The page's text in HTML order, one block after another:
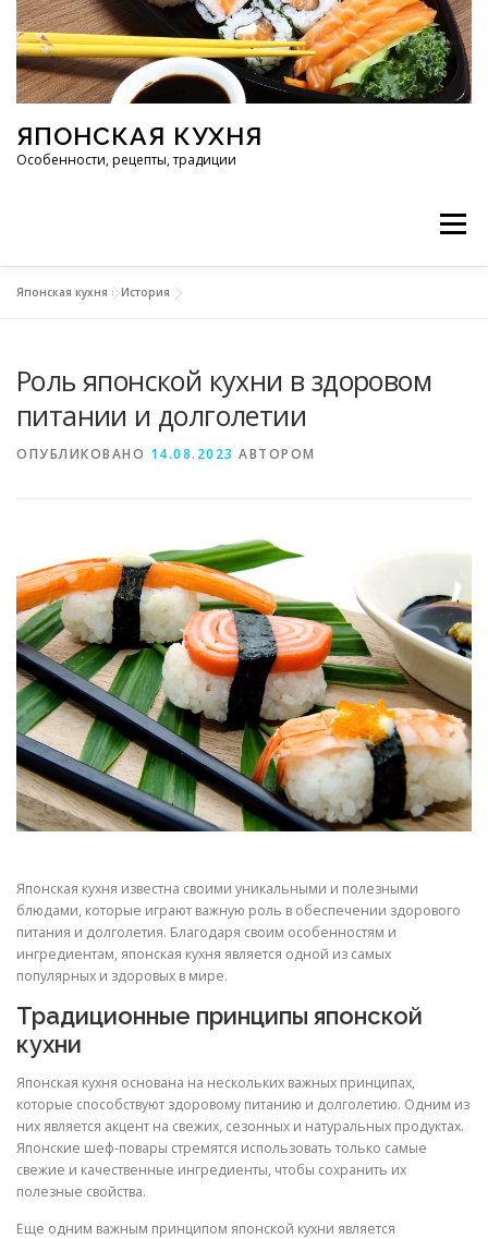
Перейти к содержимому
ЯПОНСКАЯ КУХНЯ
Особенности, рецепты, традиции
Меню
РЕЦЕПТЫ ТРАДИЦИИ СТАТЬИ
Японская кухня »История
Роль японской кухни в здоровом
питании и долголетии
ОПУБЛИКОВАНО 14.08.2023 АВТОРОМ
Японская кухня известна своими уникальными и полезными
блюдами, которые играют важную роль в обеспечении здорового
питания и долголетия. Благодаря своим особенностям и
ингредиентам, японская кухня является одной из самых
популярных и здоровых в мире.
Традиционные принципы японской
кухни
Японская кухня основана на нескольких важных принципах,
которые способствуют здоровому питанию и долголетию. Одним из
них является акцент на свежих, сезонных и натуральных продуктах.
Японские шеф-повары стремятся использовать только самые
свежие и качественные ингредиенты, чтобы сохранить их
полезные свойства.
Еще одним важным принципом японской кухни является